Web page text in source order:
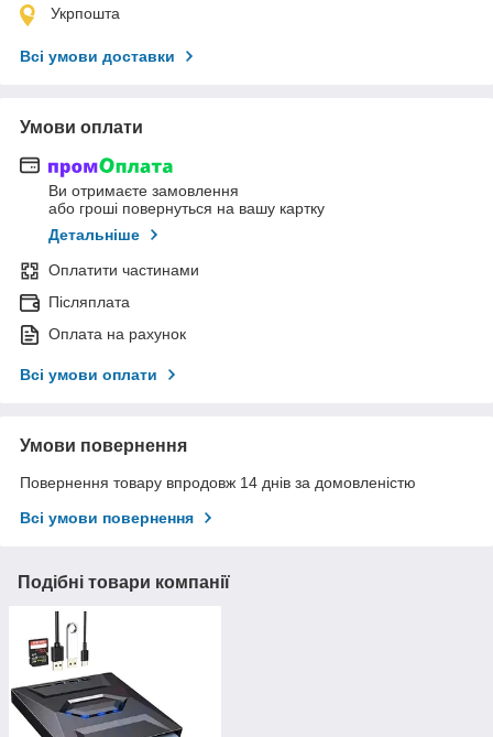
Укрпошта
Всі умови доставки
Умови оплати
Ви отримаєте замовлення
або гроші повернуться на вашу картку
Детальніше
Оплатити частинами
Післяплата
Оплата на рахунок
Всі умови оплати
Умови повернення
Повернення товару впродовж 14 днів за домовленістю
Всі умови повернення
Подібні товари компанії